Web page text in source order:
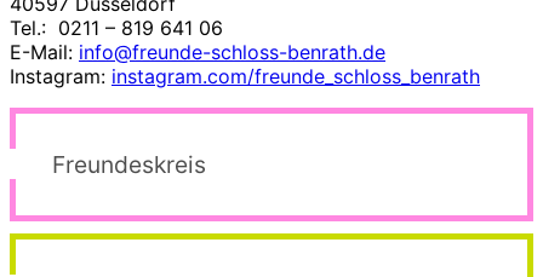
Tel.: 0211 – 819 641 06
E-Mail: info@freunde-schloss-benrath.de
Instagram: instagram.com/freunde_schloss_benrath
Freundeskreis